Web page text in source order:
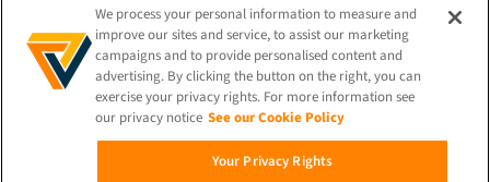
TRANSLATE
DE
BLEIBEN SIE VERBUNDEN!
We process your personal information to measure and
improve our sites and service, to assist our marketing
campaigns and to provide personalised content and
advertising. By clicking the button on the right, you can
exercise your privacy rights. For more information see
our privacy notice See our Cookie Policy
Your Privacy Rights